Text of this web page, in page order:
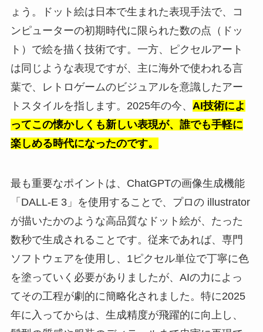
ょう。ドット絵は日本で生まれた表現手法で、コ
ンピューターの初期時代に限られた数の点（ドッ
ト）で絵を描く技術です。一方、ピクセルアート
は同じような表現ですが、主に海外で使われる言
葉で、レトロゲームのビジュアルを意識したアー
トスタイルを指します。2025年の今、 AI技術によ
ってこの懐かしくも新しい表現が、誰でも手軽に
楽しめる時代になったのです。
最も重要なポイントは、ChatGPTの画像生成機能
「DALL-E 3」を使用することで、プロの illustrator
が描いたかのような高品質なドット絵が、たった
数秒で生成されることです。従来であれば、専門
ソフトウェアを使用し、1ピクセル単位で丁寧に色
を塗っていく必要がありましたが、AIの力によっ
てその工程が劇的に簡略化されました。特に2025
年に入ってからは、生成精度が飛躍的に向上し、